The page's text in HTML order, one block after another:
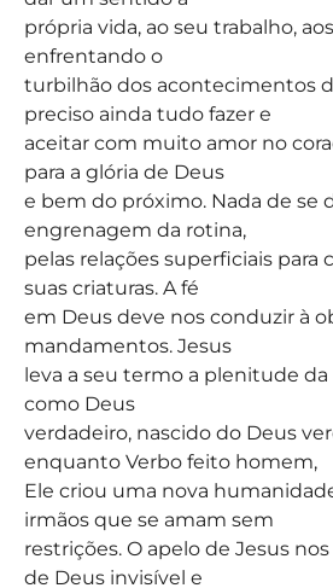
própria vida, ao seu trabalho,
enfrentando o
turbilhão dos acontecimentos
preciso ainda tudo fazer e
aceitar com muito amor no
para a glória de Deus
e bem do próximo. Nada de se
engrenagem da rotina,
pelas relações superficiais para
suas criaturas. A fé
em Deus deve nos conduzir à
mandamentos. Jesus
leva a seu termo a plenitude da
como Deus
verdadeiro, nascido do Deus
enquanto Verbo feito homem,
Ele criou uma nova
irmãos que se amam sem
restrições. O apelo de Jesus
de Deus invisível e